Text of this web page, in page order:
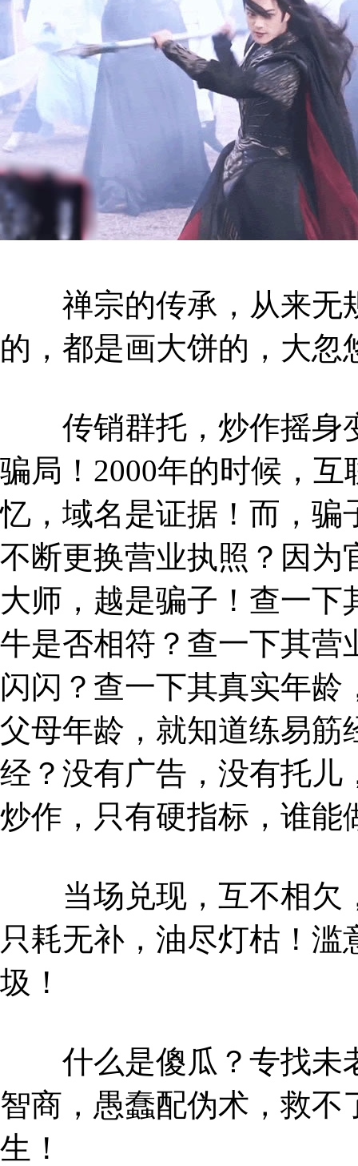
禅宗的传承，从来无
的，都是画大饼的，大
传销群托，炒作摇身
骗局！2000年的时候，
忆，域名是证据！而，骗
不断更换营业执照？因为
大师，越是骗子！查一
牛是否相符？查一下其营
闪闪？查一下其真实年龄
父母年龄，就知道练易筋
经？没有广告，没有托儿
炒作，只有硬指标，谁能
当场兑现，互不相欠
只耗无补，油尽灯枯！
圾！
什么是傻瓜？专找未
智商，愚蠢配伪术，救不
生！